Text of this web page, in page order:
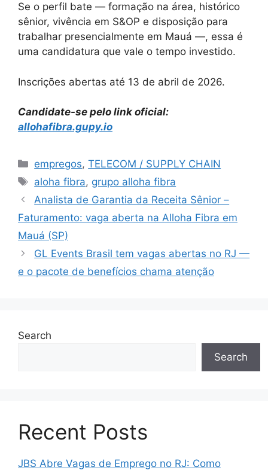
Se o perfil bate — formação na área, histórico
sênior, vivência em S&OP e disposição para
trabalhar presencialmente em Mauá —, essa é
uma candidatura que vale o tempo investido.
Inscrições abertas até 13 de abril de 2026.
Candidate-se pelo link oficial:
allohafibra.gupy.io
Categories
empregos,TELECOM / SUPPLY CHAIN
Tags
aloha fibra, grupo alloha fibra
Analista de Garantia da Receita Sênior –
Faturamento: vaga aberta na Alloha Fibra em
Mauá (SP)
GL Events Brasil tem vagas abertas no RJ —
e o pacote de benefícios chama atenção
Search
Search
Recent Posts
JBS Abre Vagas de Emprego no RJ: Como